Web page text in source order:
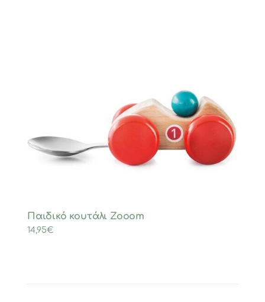
Παιδικό κουτάλι Zooom
14,95€